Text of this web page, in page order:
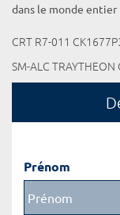
dans le monde entier
CRT R7-011
SM-ALC
Prénom